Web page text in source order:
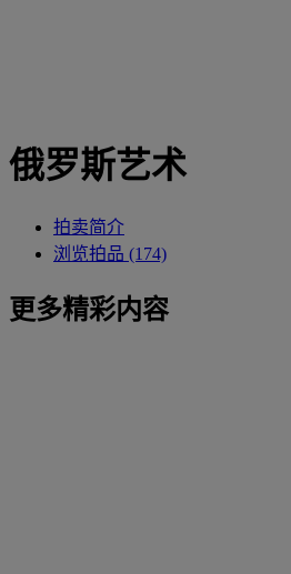
俄罗斯艺术
拍卖简介
浏览拍品 (174)
更多精彩内容